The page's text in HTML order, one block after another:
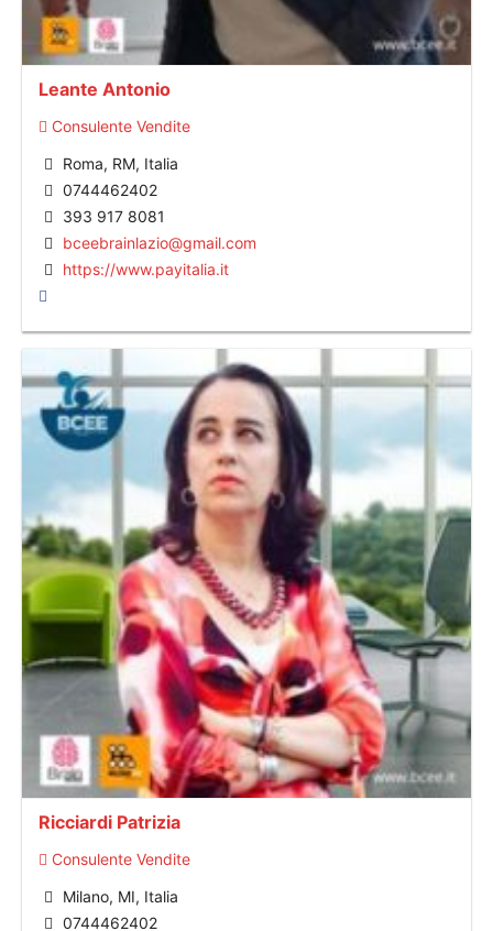
Leante Antonio
Consulente Vendite
Roma, RM, Italia
0744462402
393 917 8081
bceebrainlazio@gmail.com
https://www.payitalia.it
Ricciardi Patrizia
Consulente Vendite
Milano, MI, Italia
0744462402